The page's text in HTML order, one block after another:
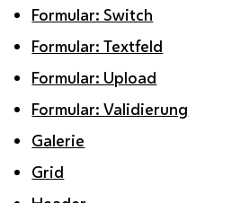
Formular: Switch
Formular: Textfeld
Formular: Upload
Formular: Validierung
Galerie
Grid